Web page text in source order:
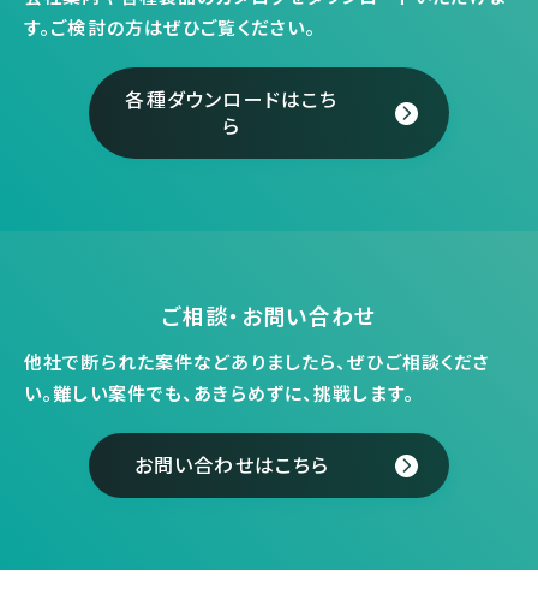
す。ご検討の方はぜひご覧ください。
各種ダウンロードはこち
ら
ご相談・お問い合わせ
他社で断られた案件などありましたら、ぜひご相談くださ
い。難しい案件でも、あきらめずに、挑戦します。
お問い合わせはこちら